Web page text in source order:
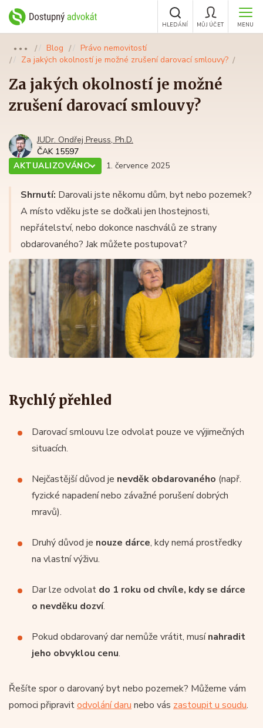
MENU
MŮJ ÚČET
HLEDÁNÍ
●●● Blog
Právo nemovitostí
Za jakých okolností je možné zrušení darovací smlouvy?
Za jakých okolností je možné
zrušení darovací smlouvy?
JUDr. Ondřej Preuss, Ph.D.
ČAK 15597
AKTUALIZOVÁNO
1. července 2025
Shrnutí: Darovali jste někomu dům, byt nebo pozemek?
A místo vděku jste se dočkali jen lhostejnosti,
nepřátelství, nebo dokonce naschválů ze strany
obdarovaného? Jak můžete postupovat?
Rychlý přehled
Darovací smlouvu lze odvolat pouze ve výjimečných
situacích.
Nejčastější důvod je nevděk obdarovaného (např.
fyzické napadení nebo závažné porušení dobrých
mravů).
Druhý důvod je nouze dárce, kdy nemá prostředky
na vlastní výživu.
Dar lze odvolat do 1 roku od chvíle, kdy se dárce
o nevděku dozví.
Pokud obdarovaný dar nemůže vrátit, musínahradit
jeho obvyklou cenu.
Řešíte spor o darovaný byt nebo pozemek? Můžeme vám
pomoci připravitodvolání daru nebo vás zastoupit u soudu.